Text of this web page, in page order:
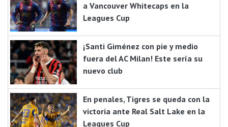
a Vancouver Whitecaps en la
Leagues Cup
¡Santi Giménez con pie y medio
fuera del AC Milan! Este sería su
nuevo club
En penales, Tigres se queda con la
victoria ante Real Salt Lake en la
Leagues Cup